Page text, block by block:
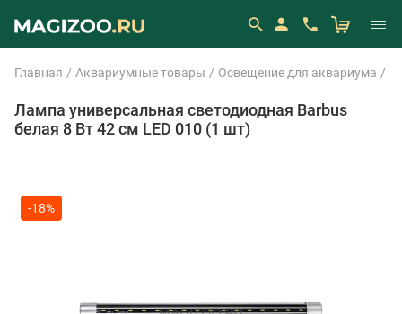
Главная Аквариумные товары Освещение для аквариума
Лампа универсальная светодиодная Barbus
белая 8 Вт 42 см LED 010 (1 шт)
-18%